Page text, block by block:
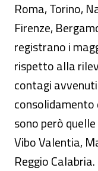
Roma, Torino,
Firenze,
registrano i
rispetto alla
contagi
consolidamento
sono però
Vibo Valentia,
Reggio Calabria.